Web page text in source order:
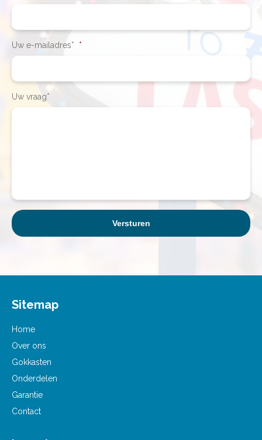
Uw e-mailadres* *
Uw vraag*
Sitemap
Home
Over ons
Gokkasten
Onderdelen
Garantie
Contact